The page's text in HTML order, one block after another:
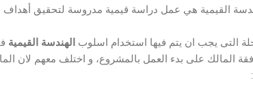
القيمية هي عمل دراسة قيمية مدروسة لتحقيق
التى يجب ان يتم فيها استخدام اسلوب الهندسة القيمية
المالك على بدء العمل بالمشروع، و اختلف معهم لان